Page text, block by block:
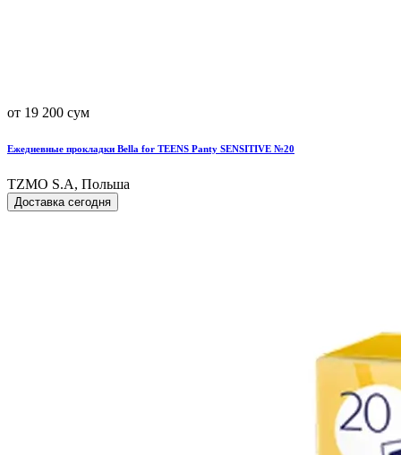
от 19 200 сум
Ежедневные прокладки Bella for TEENS Panty SENSITIVE №20
TZMO S.A, Польша
Доставка сегодня